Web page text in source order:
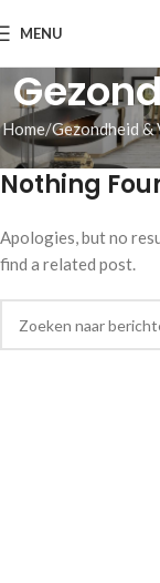
MENU
Home Gezondheid
Nothing
Apologies, but no
find a related post.